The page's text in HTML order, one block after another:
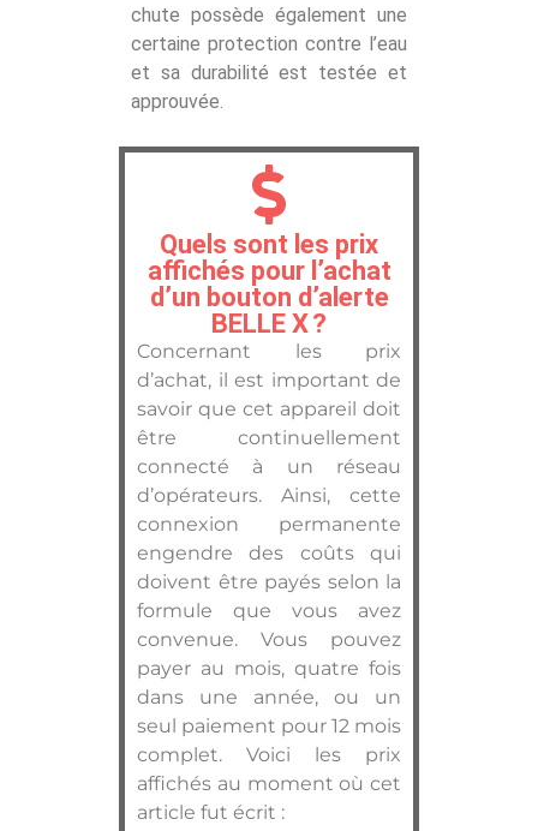
chute possède également une
certaine protection contre l’eau
et sa durabilité est testée et
approuvée.
Quels sont les prix
affichés pour l’achat
d’un bouton d’alerte
BELLE X ?
Concernant les prix
d’achat, il est important de
savoir que cet appareil doit
être continuellement
connecté à un réseau
d’opérateurs. Ainsi, cette
connexion permanente
engendre des coûts qui
doivent être payés selon la
formule que vous avez
convenue. Vous pouvez
payer au mois, quatre fois
dans une année, ou un
seul paiement pour 12 mois
complet. Voici les prix
affichés au moment où cet
article fut écrit :